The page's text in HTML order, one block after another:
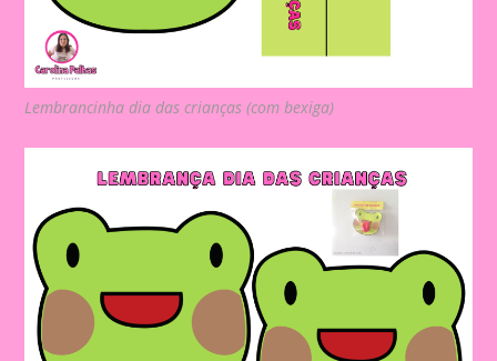
Lembrancinha dia das crianças (com bexiga)